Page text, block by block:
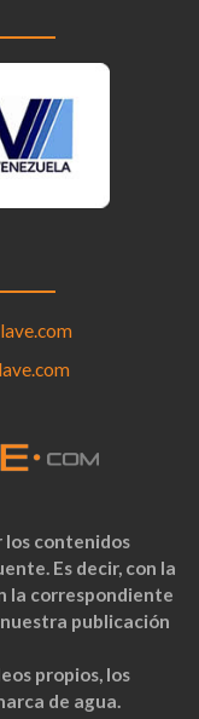
contenidos
Es decir, con la
la correspondiente
publicación
propios, los
de agua.